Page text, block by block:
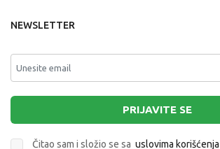
NEWSLETTER
PRIJAVITE SE
Čitao sam i složio se sa uslovima korišćenja